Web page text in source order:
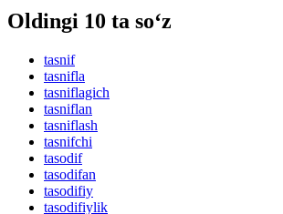
Oldingi 10 ta so‘z
tasnif
tasnifla
tasniflagich
tasniflan
tasniflash
tasnifchi
tasodif
tasodifan
tasodifiy
tasodifiylik